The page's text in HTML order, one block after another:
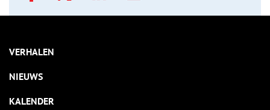
VERHALEN
NIEUWS
KALENDER